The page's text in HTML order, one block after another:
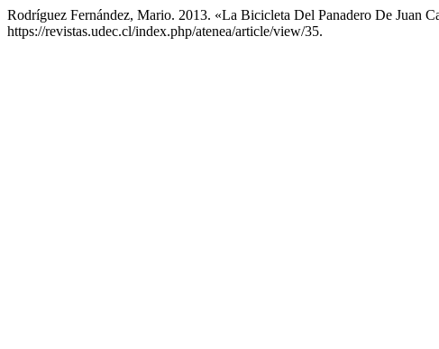
Rodríguez Fernández, Mario. 2013. «La Bicicleta Del Panadero De Juan
https://revistas.udec.cl/index.php/atenea/article/view/35.